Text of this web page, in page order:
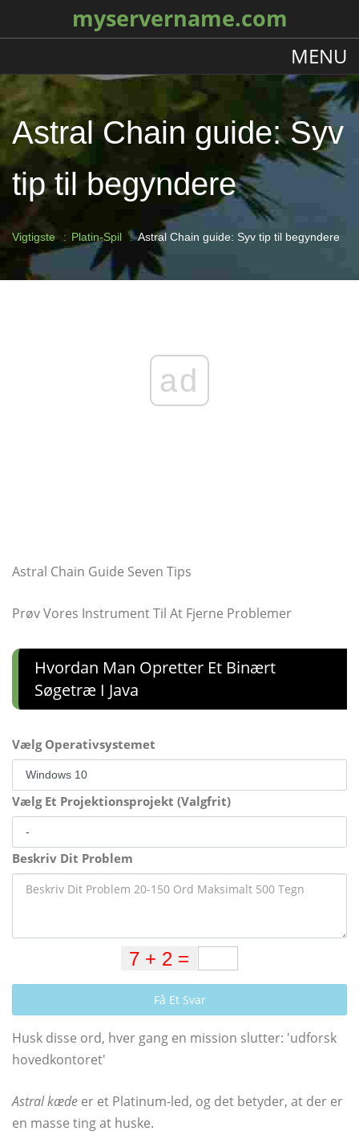
myservername.com
MENU
Astral Chain guide: Syv
tip til begyndere
Vigtigste Platin-Spil Astral Chain guide: Syv tip til begyndere
ad
Astral Chain Guide Seven Tips
Prøv Vores Instrument Til At Fjerne Problemer
Hvordan Man Opretter Et Binært
Søgetræ I Java
Vælg Operativsystemet
Vælg Et Projektionsprojekt (Valgfrit)
Beskriv Dit Problem
Få Et Svar
Husk disse ord, hver gang en mission slutter: 'udforsk
hovedkontoret'
Astral kæde er et Platinum-led, og det betyder, at der er
en masse ting at huske.